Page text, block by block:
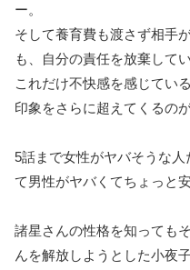
ー。
そして養育費も渡さず相手
も、自分の責任を放棄して
これだけ不快感を感じてい
印象をさらに超えてくるの
5話まで女性がヤバそうな
て男性がヤバくてちょっと
諸星さんの性格を知っても
んを解放しようとした小夜